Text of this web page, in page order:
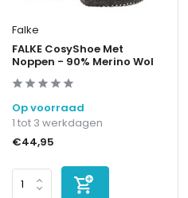
Falke
FALKE CosyShoe Met
Noppen - 90% Merino Wol
Op voorraad
1 tot 3 werkdagen
€44,95